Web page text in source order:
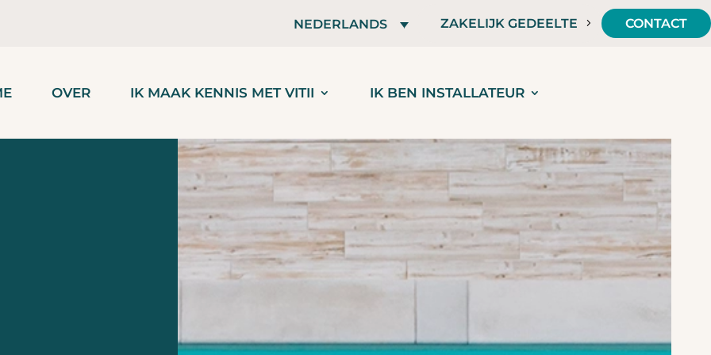
NEDERLANDS ZAKELIJK GEDEELTE CONTACT
OVER IK MAAK KENNIS MET VITII IK BEN INSTALLATEUR